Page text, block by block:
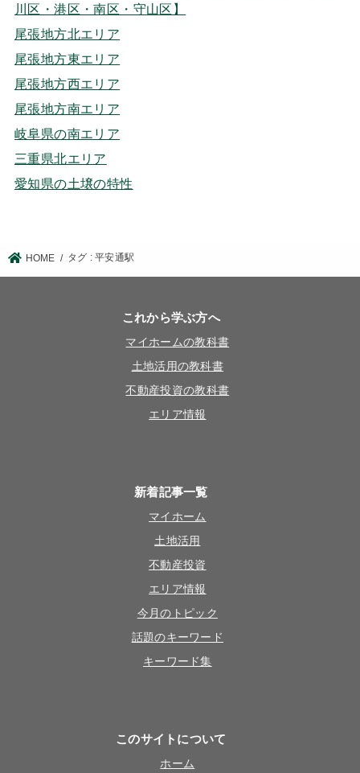
川区・港区・南区・守山区】
尾張地方北エリア
尾張地方東エリア
尾張地方西エリア
尾張地方南エリア
岐阜県の南エリア
三重県北エリア
愛知県の土壌の特性
HOME タグ : 平安通駅
これから学ぶ方へ
マイホームの教科書
土地活用の教科書
不動産投資の教科書
エリア情報
新着記事一覧
マイホーム
土地活用
不動産投資
エリア情報
今月のトピック
話題のキーワード
キーワード集
このサイトについて
ホーム